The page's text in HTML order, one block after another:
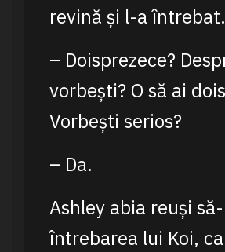
revină și l-a întrebat.
– Doisprezece?
vorbești? O să ai
Vorbești serios?
– Da.
Ashley abia reuși
întrebarea lui Koi,